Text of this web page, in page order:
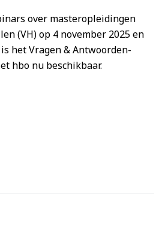
over masteropleidingen
(VH) op 4 november 2025 en
het Vragen & Antwoorden-
hbo nu beschikbaar.